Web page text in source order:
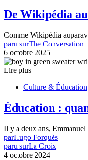
De Wikipédia
Comme Wikipédia
paru surThe Conversation
6 octobre 2025
Lire plus
Culture & Éducation
Éducation :
Il y a deux ans,
parHugo Forquès
paru surLa Croix
4 octobre 2024